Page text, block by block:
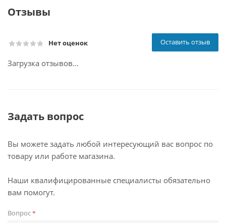
Отзывы
Нет оценок Оставить отзыв
Загрузка отзывов...
Задать вопрос
Вы можете задать любой интересующий вас вопрос по
товару или работе магазина.
Наши квалифицированные специалисты обязательно
вам помогут.
Вопрос*